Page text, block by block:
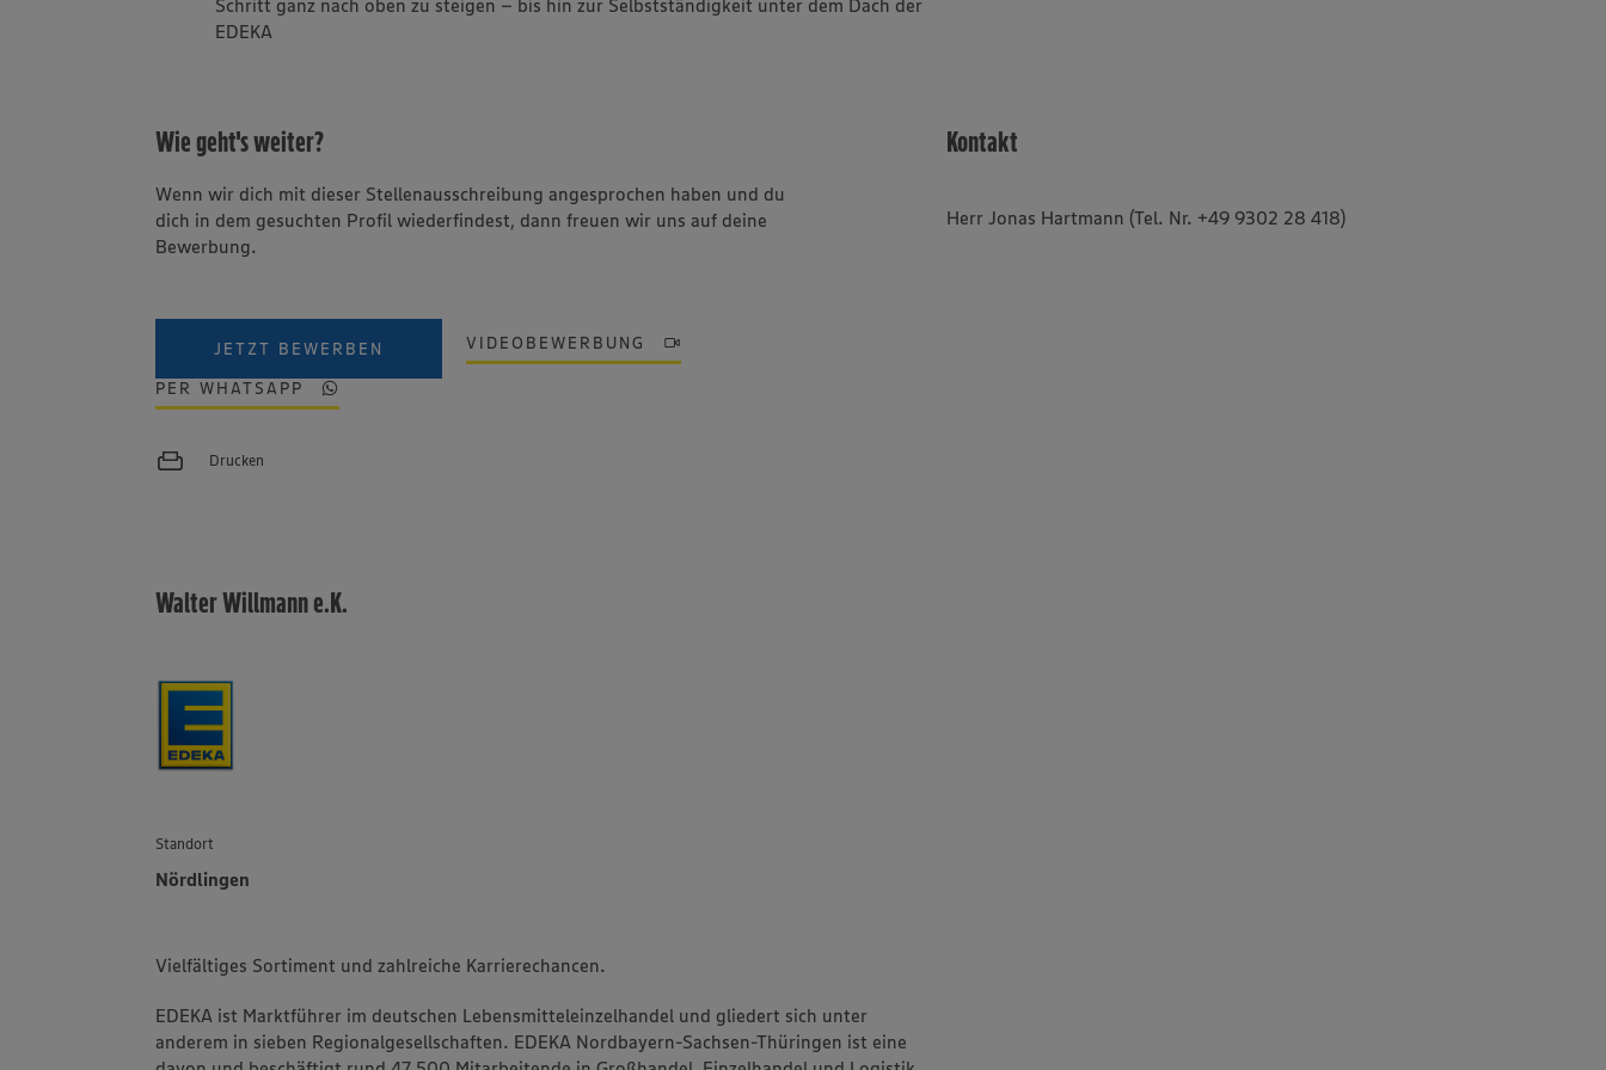
EDEKA
Wie geht's weiter?
Wenn wir dich mit dieser Stellenausschreibung angesprochen haben und du
dich in dem gesuchten Profil wiederfindest, dann freuen wir uns auf deine
Bewerbung.
JETZT BEWERBEN VIDEOBEWERBUNG
PER WHATSAPP
Drucken
Kontakt
Herr Jonas Hartmann (Tel. Nr. +49 9302 28 418)
Walter Willmann e.K.
Standort
Nördlingen
Vielfältiges Sortiment und zahlreiche Karrierechancen.
EDEKA ist Marktführer im deutschen Lebensmitteleinzelhandel und gliedert sich unter
anderem in sieben Regionalgesellschaften. EDEKA Nordbayern-Sachsen-Thüringen ist eine